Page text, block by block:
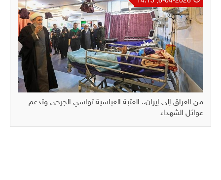
من العراق إلى إيران.. العتبة العباسية تواسي الجرحى وتدعم
عوائل الشهداء